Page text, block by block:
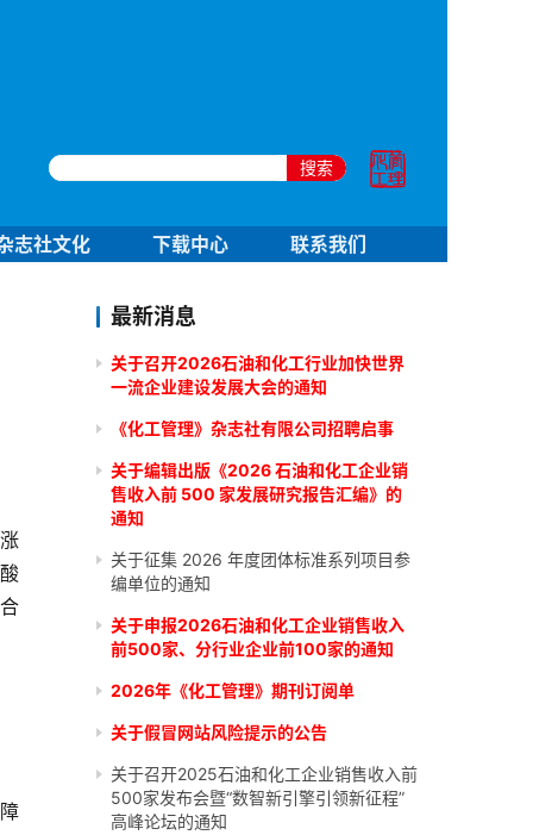
搜索
志社文化 下载中心 联系我们
最新消息
关于召开2026石油和化工行业加快世界
一流企业建设发展大会的通知
《化工管理》杂志社有限公司招聘启事
关于编辑出版《2026 石油和化工企业销
售收入前 500 家发展研究报告汇编》的
通知
关于征集 2026 年度团体标准系列项目参
编单位的通知
关于申报2026石油和化工企业销售收入
前500家、分行业企业前100家的通知
2026年《化工管理》期刊订阅单
关于假冒网站风险提示的公告
关于召开2025石油和化工企业销售收入前
500家发布会暨“数智新引擎引领新征程”
高峰论坛的通知